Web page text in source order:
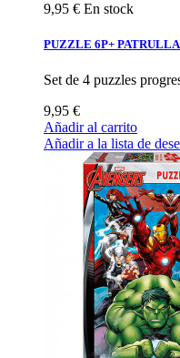
9,95 € En stock
PUZZLE 6P+
Set de 4 puzzles
9,95 €
Añadir al carrito
Añadir a la lista de